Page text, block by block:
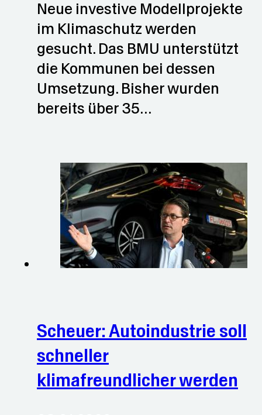
Neue investive Modellprojekte
im Klimaschutz werden
gesucht. Das BMU unterstützt
die Kommunen bei dessen
Umsetzung. Bisher wurden
bereits über 35…
Scheuer: Autoindustrie soll
schneller
klimafreundlicher werden